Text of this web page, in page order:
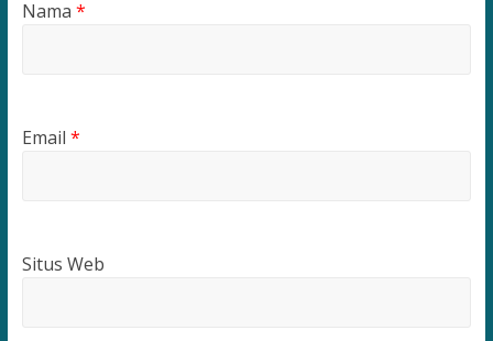
Nama *
Email *
Situs Web